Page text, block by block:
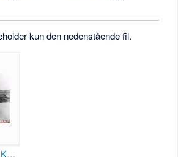
kun den nedenstående fil.
B37309 Udsigt fra Koldinghus mod nord august 1902 Ukendt fotograf.png